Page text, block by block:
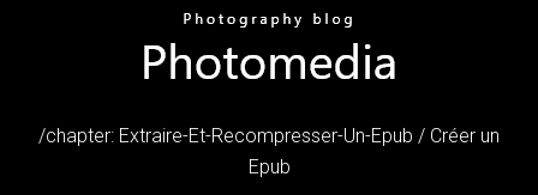
/chapter: Extraire-Et-Recompresser-Un-Epub / Créer un
Epub